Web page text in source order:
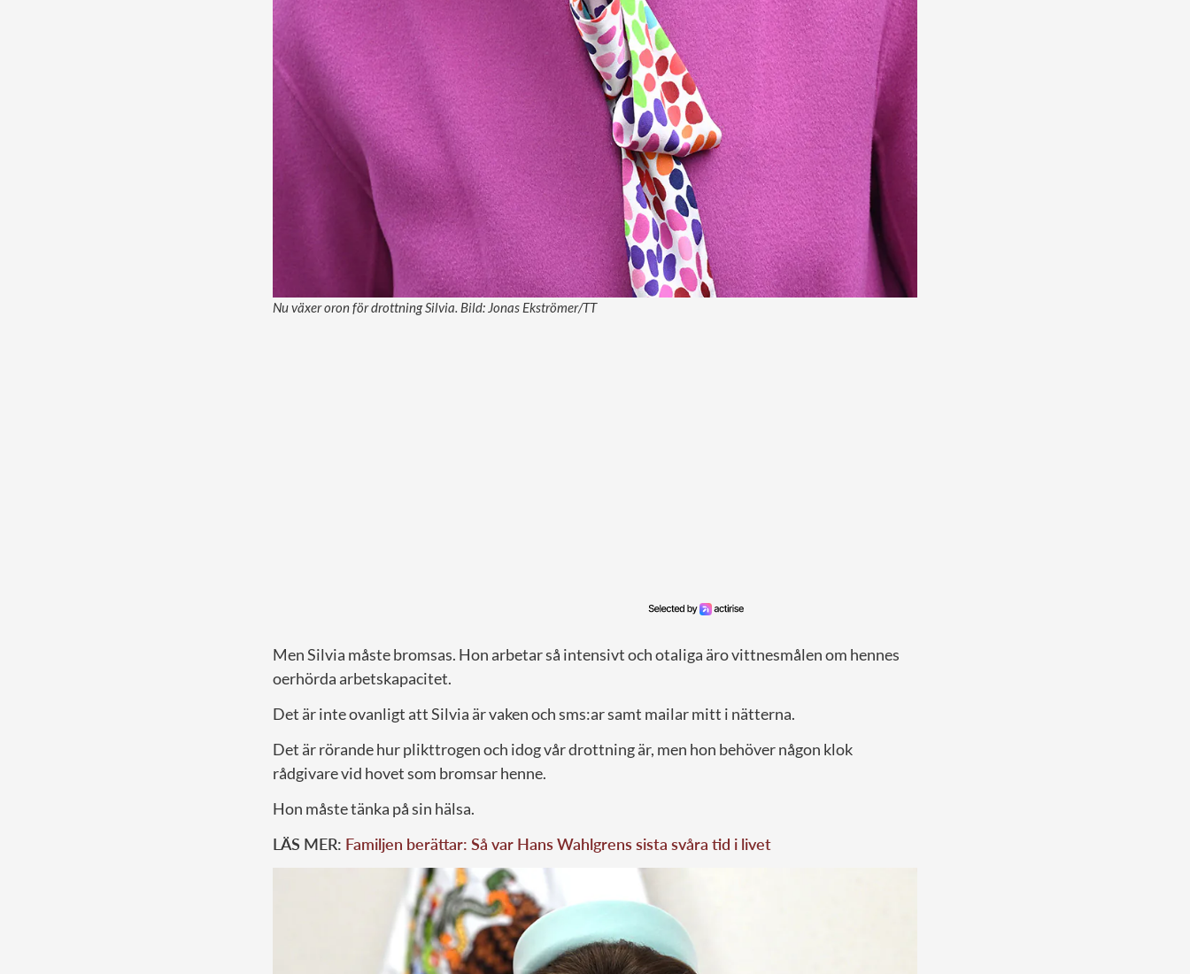
Nu växer oron för drottning Silvia. Bild: Jonas Ekströmer/TT
Men Silvia måste bromsas. Hon arbetar så intensivt och otaliga äro vittnesmålen om hennes
oerhörda arbetskapacitet.
Det är inte ovanligt att Silvia är vaken och sms:ar samt mailar mitt i nätterna.
Det är rörande hur plikttrogen och idog vår drottning är, men hon behöver någon klok
rådgivare vid hovet som bromsar henne.
Hon måste tänka på sin hälsa.
LÄS MER: Familjen berättar: Så var Hans Wahlgrens sista svåra tid i livet